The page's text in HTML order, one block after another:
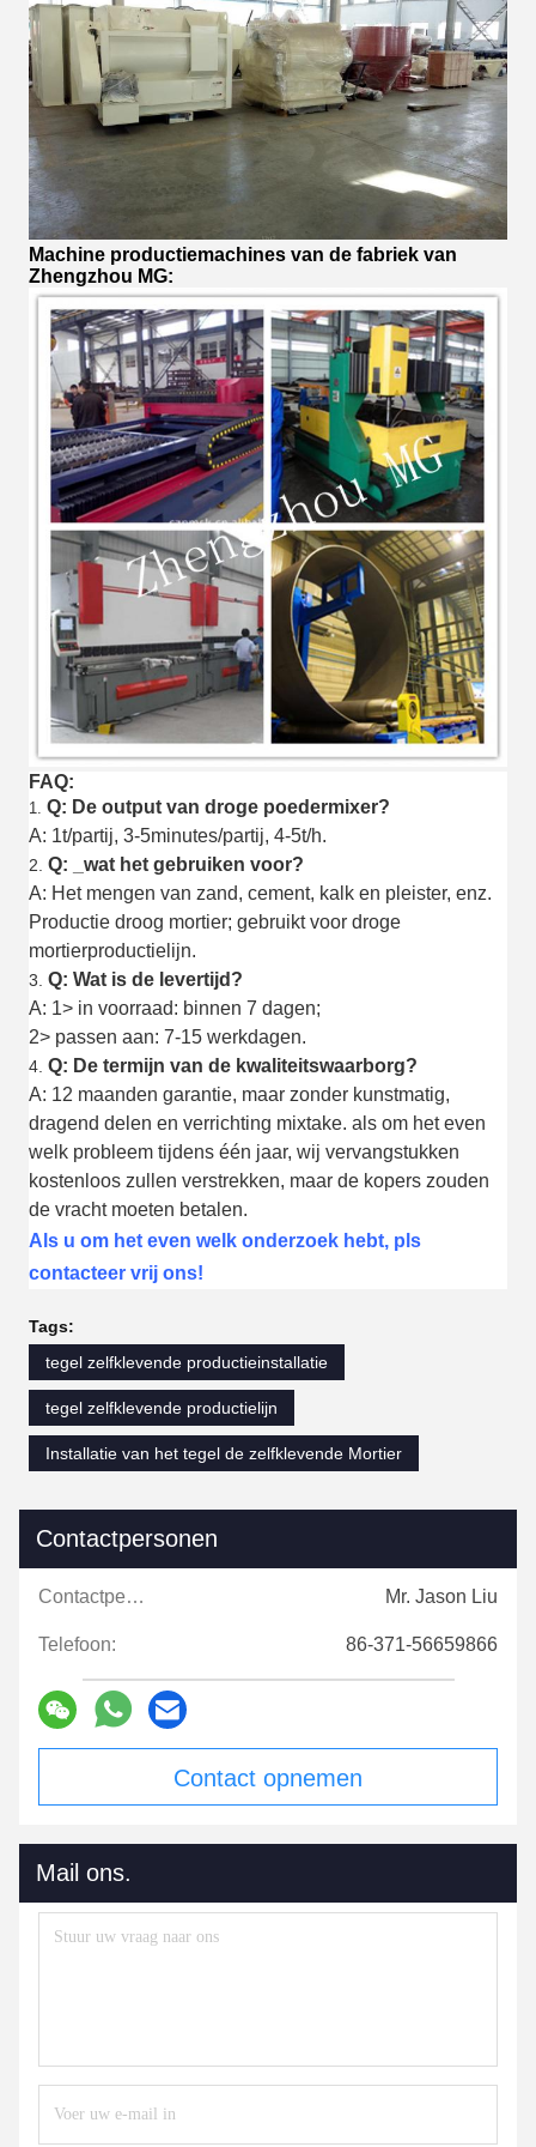
Machine productiemachines van de fabriek van
Zhengzhou MG:
FAQ:
1. Q: De output van droge poedermixer?
A: 1t/partij, 3-5minutes/partij, 4-5t/h.
2. Q: _wat het gebruiken voor?
A: Het mengen van zand, cement, kalk en pleister, enz.
Productie droog mortier; gebruikt voor droge
mortierproductielijn.
3. Q: Wat is de levertijd?
A: 1> in voorraad: binnen 7 dagen;
2> passen aan: 7-15 werkdagen.
4. Q: De termijn van de kwaliteitswaarborg?
A: 12 maanden garantie, maar zonder kunstmatig,
dragend delen en verrichting mixtake. als om het even
welk probleem tijdens één jaar, wij vervangstukken
kostenloos zullen verstrekken, maar de kopers zouden
de vracht moeten betalen.
Als u om het even welk onderzoek hebt, pls
contacteer vrij ons!
Tags:
tegel zelfklevende productieinstallatie
tegel zelfklevende productielijn
Installatie van het tegel de zelfklevende Mortier
Contactpersonen
Contactpersonen: Mr. Jason Liu
Telefoon: 86-371-56659866
Contact opnemen
Mail ons.